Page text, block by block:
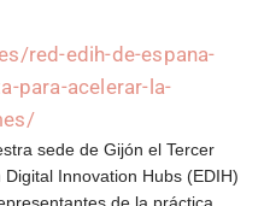
red-edih-de-espana-
para-acelerar-la-
sede de Gijón el Tercer
Innovation Hubs (EDIH)
de la práctica